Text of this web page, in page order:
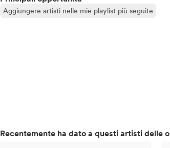
Aggiungere artisti nelle mie playlist più seguite
Recentemente ha dato a questi artisti delle